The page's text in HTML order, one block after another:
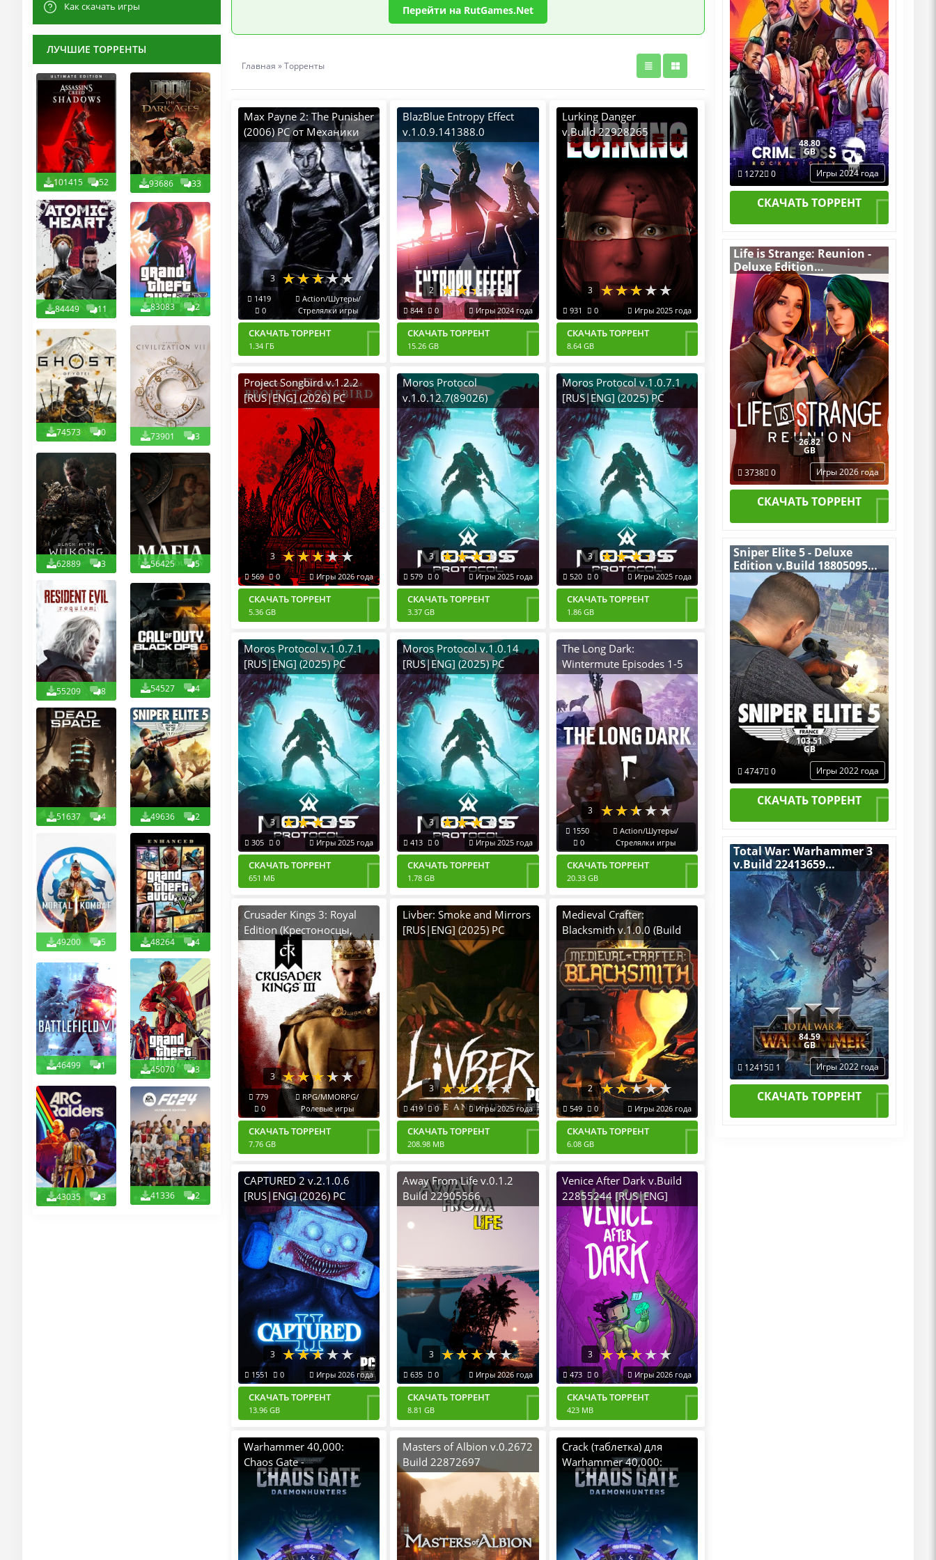
Как скачать игры
ЛУЧШИЕ ТОРРЕНТЫ
101415 52 93686 33
84449 11 83083 2
74573 0 73901 3
62889 3 56425 5
55209 8 54527 4
51637 4 49636 2
49200 5 48264 4
46499 1 45070 3
43035 3 41336 2
Перейти на RutGames.Net
Главная »Торренты
Max Payne 2: The Punisher
(2006) PC от Механики
3
1419
0
Action/Шутеры/
Стрелялки игры
СКАЧАТЬ ТОРРЕНТ
1.34 ГБ
BlazBlue Entropy Effect
v.1.0.9.141388.0
[RUS|ENG] (2024) PC
Пиратка Portable + все
Дополнения (ALL DLCs)
2
844 0 Игры 2024 года
СКАЧАТЬ ТОРРЕНТ
15.26 GB
Lurking Danger
v.Build 22928265
[RUS|ENG] (2025) PC
Пиратка Portable
3
931 0 Игры 2025 года
СКАЧАТЬ ТОРРЕНТ
8.64 GB
Project Songbird v.1.2.2
[RUS|ENG] (2026) PC
Пиратка Portable
3
569 0 Игры 2026 года
СКАЧАТЬ ТОРРЕНТ
5.36 GB
Moros Protocol
v.1.0.12.7(89026)
[RUS|ENG] (2025) PC
Лицензия GOG
3
579 0 Игры 2025 года
СКАЧАТЬ ТОРРЕНТ
3.37 GB
Moros Protocol v.1.0.7.1
[RUS|ENG] (2025) PC
RePack by R.G. Механики
3
520 0 Игры 2025 года
СКАЧАТЬ ТОРРЕНТ
1.86 GB
Moros Protocol v.1.0.7.1
[RUS|ENG] (2025) PC
RePack от FitGirl
3
305 0 Игры 2025 года
СКАЧАТЬ ТОРРЕНТ
651 МБ
Moros Protocol v.1.0.14
[RUS|ENG] (2025) PC
Пиратка Portable + All
DLCs
3
413 0 Игры 2025 года
СКАЧАТЬ ТОРРЕНТ
1.78 GB
The Long Dark:
Wintermute Episodes 1-5
(+ Tales from the Far
Territory) v.2.55/2.54
[RUS|ENG] (2017) PC
Пиратка Portable + All
DLCs
3
1550
0
Action/Шутеры/
Стрелялки игры
СКАЧАТЬ ТОРРЕНТ
20.33 GB
Crusader Kings 3: Royal
Edition (Крестоносцы,
Короли 3) v.1.19.0.4
[RUS|ENG] (2020) PC
Пиратка Portable со
всеми Дополнениями
(ALL DLC)
3
779
0
RPG/MMORPG/
Ролевые игры
СКАЧАТЬ ТОРРЕНТ
7.76 GB
Livber: Smoke and Mirrors
[RUS|ENG] (2025) PC
Пиратка Portable
3
419 0 Игры 2025 года
СКАЧАТЬ ТОРРЕНТ
208.98 MB
Medieval Crafter:
Blacksmith v.1.0.0 (Build
22838437) [RUS|ENG]
(2026) PC Пиратка
Portable
2
549 0 Игры 2026 года
СКАЧАТЬ ТОРРЕНТ
6.08 GB
CAPTURED 2 v.2.1.0.6
[RUS|ENG] (2026) PC
Пиратка Portable
3
1551 0 Игры 2026 года
СКАЧАТЬ ТОРРЕНТ
13.96 GB
Away From Life v.0.1.2
Build 22905566
[RUS|ENG] (2026) PC
Пиратка Portable
3
635 0 Игры 2026 года
СКАЧАТЬ ТОРРЕНТ
8.81 GB
Venice After Dark v.Build
22855244 [RUS|ENG]
(2026) PC Пиратка
Portable
3
473 0 Игры 2026 года
СКАЧАТЬ ТОРРЕНТ
423 MB
Warhammer 40,000:
Chaos Gate -
Daemonhunters - Grand
Master Edition
v.Build 20865149
[RUS|ENG] (2022) PC
Пиратка Portable + All
DLCs
Masters of Albion v.0.2672
Build 22872697
[RUS|ENG] (2026) PC
Пиратка Portable
Crack (таблетка) для
Warhammer 40,000:
Chaos Gate -
Daemonhunters (2022) PC
[NoCD/NoDVD by
DenuvOwO]
48.80
GB
1272 0 Игры 2024 года
СКАЧАТЬ ТОРРЕНТ
Life is Strange: Reunion -
Deluxe Edition
v.Build 22313698
[RUS|ENG] (2026) PC
Пиратка Portable + All
DLCs
26.82
GB
3738 0 Игры 2026 года
СКАЧАТЬ ТОРРЕНТ
Sniper Elite 5 - Deluxe
Edition v.Build 18805095
[RUS|ENG] (2022) PC
Пиратка Portable + All
DLCs
103.51
GB
4747 0 Игры 2022 года
СКАЧАТЬ ТОРРЕНТ
Total War: Warhammer 3
v.Build 22413659
[RUS|ENG] (2022) PC
RePack by R.G. Механики
со всеми Дополнениями
84.59
GB
12415
1 Игры 2022 года
СКАЧАТЬ ТОРРЕНТ